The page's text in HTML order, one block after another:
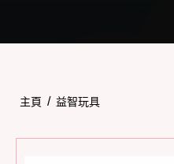
主頁 / 益智玩具